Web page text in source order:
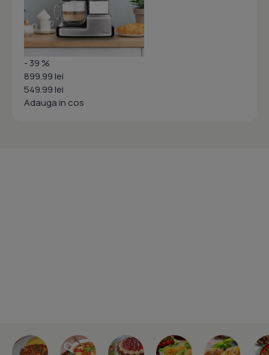
- 39 %
899.99 lei
549.99 lei
Adauga in cos